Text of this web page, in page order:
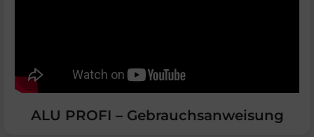
ALU PROFI – Gebrauchsanweisung